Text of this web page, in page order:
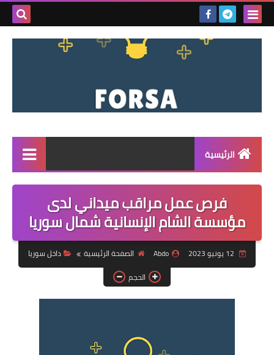
بحث
الرئيسية
القائمة
مناقصات
فرص عمل داخل سوريا
فرص عمل في تركيا
فرص عمل في العراق
فرص عمل في السودان
فرص عمل مراقب ميداني لدى
مؤسسة الشام الإنسانية شمال سوريا
Abdo الصفحة الرئيسية
داخل سوريا
الحجم